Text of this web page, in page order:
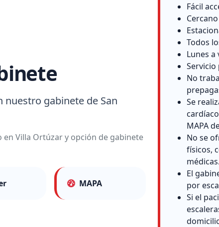
nuestro gabinete de San
Villa Ortúzar y opción de gabinete
MAPA
Fácil
Todos
Lunes a
Servicio
No
Se
MAPA
No se
físicos,
médicas.
El
por
Si el